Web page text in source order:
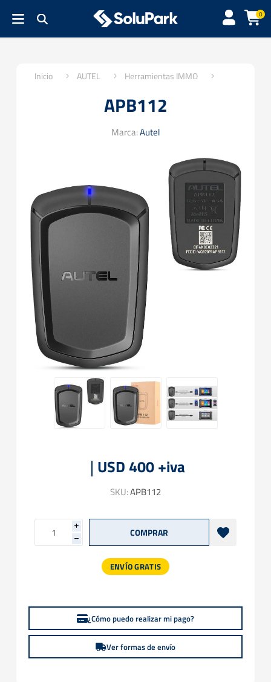
0
Inicio AUTEL Herramientas IMMO
APB112
Marca:Autel
USD 400 +iva
SKU:APB112
i
h
ENVÍO GRATIS
¿Cómo puedo realizar mi pago?
Ver formas de envío